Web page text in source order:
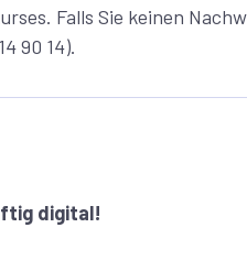
Falls Sie keinen
90 14).
digital!